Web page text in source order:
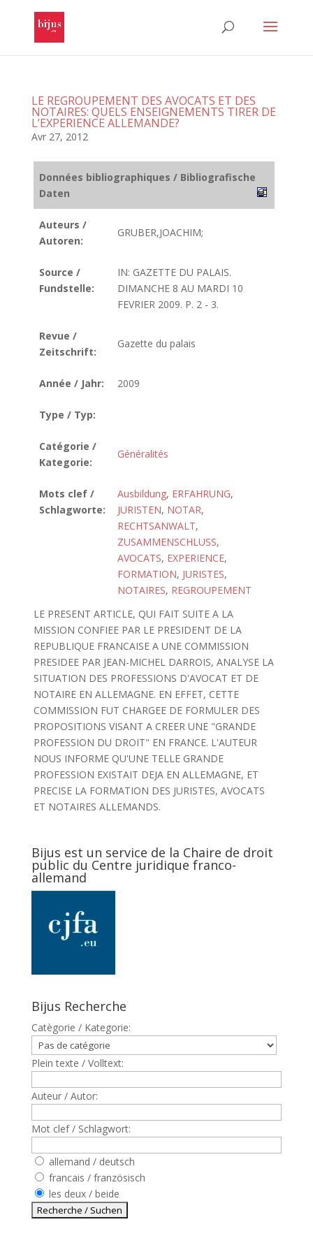
LE REGROUPEMENT DES AVOCATS ET DES
NOTAIRES: QUELS ENSEIGNEMENTS TIRER DE
L’EXPERIENCE ALLEMANDE?
Avr 27, 2012
Données bibliographiques / Bibliografische
Daten
Auteurs /
Autoren:
GRUBER,JOACHIM;
Source /
Fundstelle:
IN: GAZETTE DU PALAIS.
DIMANCHE 8 AU MARDI 10
FEVRIER 2009. P. 2 - 3.
Revue /
Zeitschrift:
Gazette du palais
Année / Jahr: 2009
Type / Typ:
Catégorie /
Kategorie:
Généralités
Mots clef /
Schlagworte:
Ausbildung, ERFAHRUNG,
JURISTEN, NOTAR,
RECHTSANWALT,
ZUSAMMENSCHLUSS,
AVOCATS, EXPERIENCE,
FORMATION, JURISTES,
NOTAIRES, REGROUPEMENT
LE PRESENT ARTICLE, QUI FAIT SUITE A LA
MISSION CONFIEE PAR LE PRESIDENT DE LA
REPUBLIQUE FRANCAISE A UNE COMMISSION
PRESIDEE PAR JEAN-MICHEL DARROIS, ANALYSE LA
SITUATION DES PROFESSIONS D'AVOCAT ET DE
NOTAIRE EN ALLEMAGNE. EN EFFET, CETTE
COMMISSION FUT CHARGEE DE FORMULER DES
PROPOSITIONS VISANT A CREER UNE "GRANDE
PROFESSION DU DROIT" EN FRANCE. L'AUTEUR
NOUS INFORME QU'UNE TELLE GRANDE
PROFESSION EXISTAIT DEJA EN ALLEMAGNE, ET
PRECISE LA FORMATION DES JURISTES, AVOCATS
ET NOTAIRES ALLEMANDS.
Bijus est un service de la Chaire de droit
public du Centre juridique franco-
allemand
Bijus Recherche
Catègorie / Kategorie:
Plein texte / Volltext:
Auteur / Autor:
Mot clef / Schlagwort:
allemand / deutsch
francais / französisch
les deux / beide